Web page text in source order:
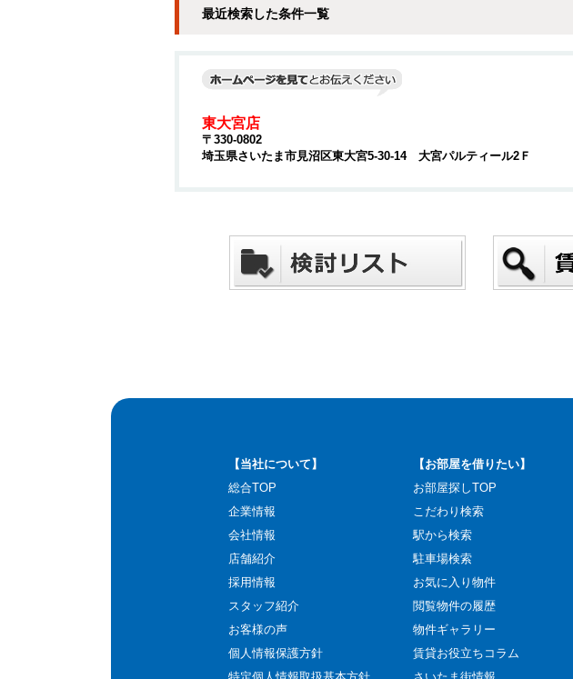
最近検索した条件一覧
東大宮店
〒330-0802
埼玉県さいたま市見沼区東大宮5-30-14 大宮パルティール2Ｆ
【当社について】
総合TOP
企業情報
会社情報
店舗紹介
採用情報
スタッフ紹介
お客様の声
個人情報保護方針
【お部屋を借りたい】
お部屋探しTOP
こだわり検索
駅から検索
駐車場検索
お気に入り物件
閲覧物件の履歴
物件ギャラリー
賃貸お役立ちコラム